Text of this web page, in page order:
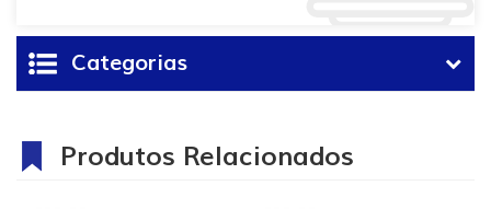
Categorias
Produtos Relacionados